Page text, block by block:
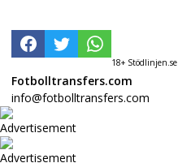
18+ Stödlinjen.se
Fotbolltransfers.com
info@fotbolltransfers.com